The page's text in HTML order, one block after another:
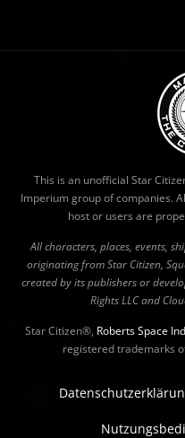
This is an unofficial Star
Imperium group of companies.
host or users are
All characters, places, events,
originating from Star Citizen,
created by its publishers or
Rights LLC and
Star Citizen®, Roberts Space
registered trademarks